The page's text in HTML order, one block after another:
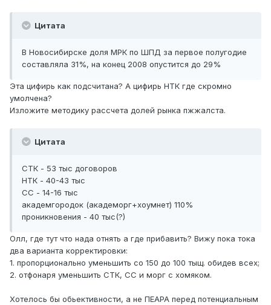
Цитата
В Новосибирске доля МРК по ШПД за первое полугодие
составляла 31%, на конец 2008 опустится до 29%
Эта цифирь как подсчитана? А цифирь НТК где скромно
умолчена?
Изложите методику рассчета долей рынка пжжалста.
Цитата
СТК - 53 тыс договоров
НТК - 40-43 тыс
СС - 14-16 тыс
академгородок (академорг+хоумнет) 110%
проникновения - 40 тыс(?)
Олл, где тут что нада отнять а где прибавить? Вижу пока тока
два варианта корректировки:
1. пропорционально уменьшить со 150 до 100 тыщ. обидев всех;
2. отфонаря уменьшить СТК, СС и морг с хомяком.
Хотелось бы обьективности, а не ПЕАРА перед потенциальным